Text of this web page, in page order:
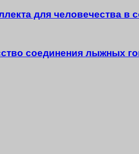
для человечества в
соединения лыжных